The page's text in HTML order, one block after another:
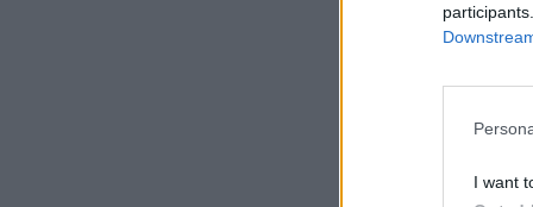
I want